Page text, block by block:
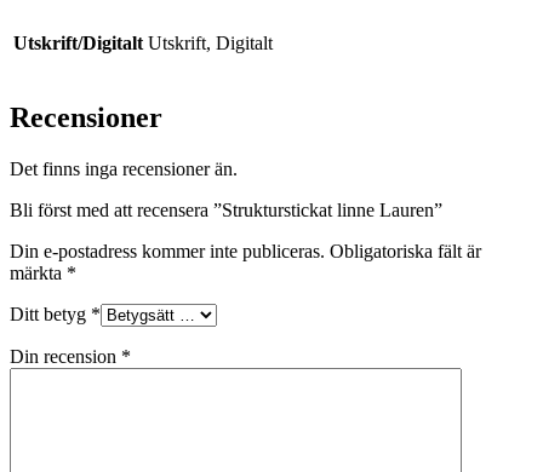
Utskrift/Digitalt Utskrift, Digitalt
Recensioner
Det finns inga recensioner än.
Bli först med att recensera ”Strukturstickat linne Lauren”
Din e-postadress kommer inte publiceras. Obligatoriska fält är
märkta *
Ditt betyg *
Din recension *